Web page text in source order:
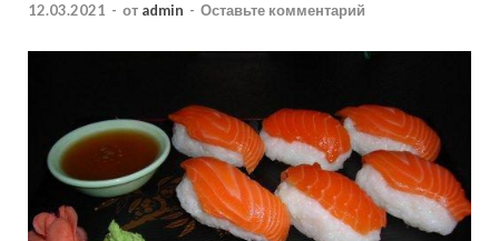
12.03.2021 - от admin - Оставьте комментарий